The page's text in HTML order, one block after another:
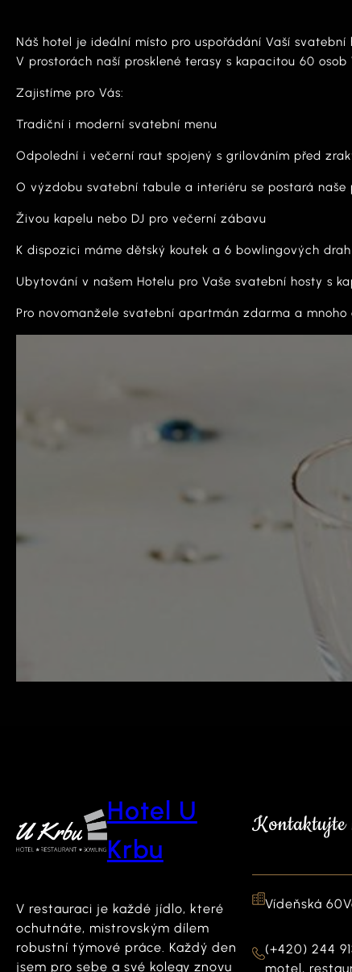
Náš hotel je ideální místo pro uspořádání Vaší
V prostorách naší prosklené terasy s kapacitou 60 osob
Zajistíme pro Vás:
Tradiční i moderní svatební menu
Odpolední i večerní raut spojený s grilováním před
O výzdobu svatební tabule a interiéru se postará
Živou kapelu nebo DJ pro večerní zábavu
K dispozici máme dětský koutek a 6 bowlingových drah
Ubytování v našem Hotelu pro Vaše svatební hosty s
Pro novomanžele svatební apartmán zdarma a mnoho
Hotel U
Krbu
V restauraci je každé jídlo, které
ochutnáte, mistrovským dílem
robustní týmové práce. Každý den
jsem pro sebe a své kolegy znovu
Kontaktujte
Vídeňská 60
(+420) 244
motel,